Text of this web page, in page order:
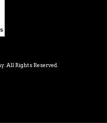
All Rights Reserved.